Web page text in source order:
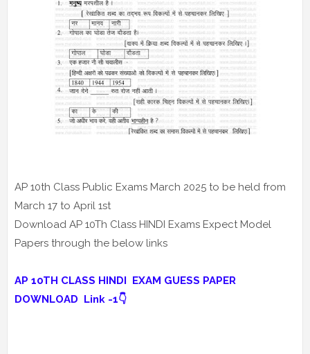
AP 10th Class Public Exams March 2025 to be held from
March 17 to April 1st
Download AP 10Th Class HINDI Exams Expect Model
Papers through the below links
AP 10TH CLASS HINDI EXAM GUESS PAPER
DOWNLOAD Link -1👇